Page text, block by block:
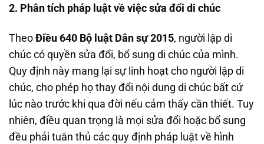
2. Phân tích pháp luật về việc sửa đổi di chúc
Theo Điều 640 Bộ luật Dân sự 2015, người lập di
chúc có quyền sửa đổi, bổ sung di chúc của mình.
Quy định này mang lại sự linh hoạt cho người lập di
chúc, cho phép họ thay đổi nội dung di chúc bất cứ
lúc nào trước khi qua đời nếu cảm thấy cần thiết. Tuy
nhiên, điều quan trọng là mọi sửa đổi hoặc bổ sung
đều phải tuân thủ các quy định pháp luật về hình